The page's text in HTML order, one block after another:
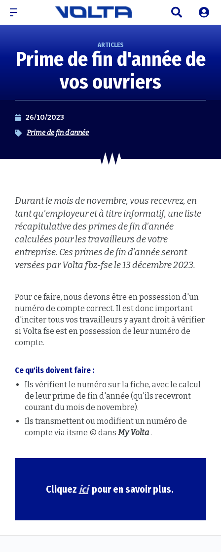
ARTICLES
Prime de fin d'année de
vos ouvriers
26/10/2023
Prime de fin d'année
Durant le mois de novembre, vous recevrez, en
tant qu'employeur et à titre informatif, une liste
récapitulative des primes de fin d'année
calculées pour les travailleurs de votre
entreprise. Ces primes de fin d'année seront
versées par Volta fbz-fse le 13 décembre 2023.
Pour ce faire, nous devons être en possession d'un
numéro de compte correct. Il est donc important
d'inciter tous vos travailleurs y ayant droit à vérifier
si Volta fse est en possession de leur numéro de
compte.
Ce qu'ils doivent faire :
Ils vérifient le numéro sur la fiche, avec le calcul
de leur prime de fin d'année (qu'ils recevront
courant du mois de novembre).
Ils transmettent ou modifient un numéro de
compte via itsme © dans My Volta.
Cliquez icipour en savoir plus.